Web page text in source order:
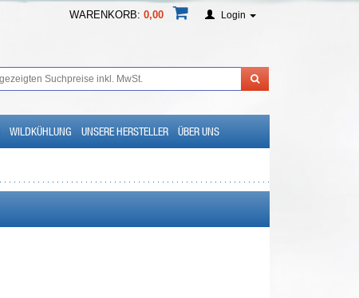
WARENKORB: 0,00 Login
WILDKÜHLUNG UNSERE HERSTELLER ÜBER UNS